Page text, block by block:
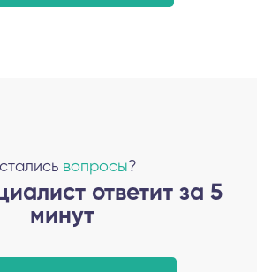
вопросы?
ответит за 5
минут